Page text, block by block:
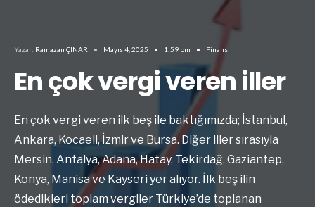
Yazar: Ramazan ÇINAR • Mayıs 4, 2025 • 1:59 pm • Finans
En çok vergi veren iller
En çok vergi veren ilk beş ile baktığımızda; İstanbul,
Ankara, Kocaeli, İzmir ve Bursa. Diğer iller sırasıyla
Mersin, Antalya, Adana, Hatay, Tekirdağ, Gaziantep,
Konya, Manisa ve Kayseri yer alıyor. İlk beş ilin
ödedikleri toplam vergiler Türkiye’de toplanan